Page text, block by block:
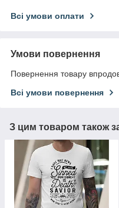
Всі умови оплати
Умови повернення
Повернення товару
Всі умови повернення
З цим товаром також